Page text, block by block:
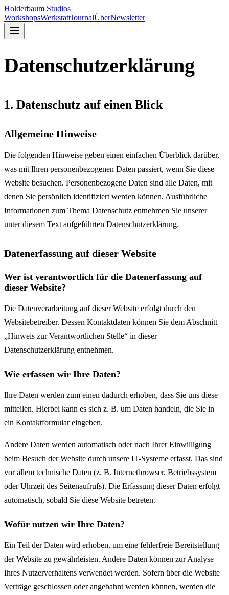
Holderbaum Studios
WorkshopsWerkstattJournalÜberNewsletter
Datenschutz­erklärung
1. Datenschutz auf einen Blick
Allgemeine Hinweise
Die folgenden Hinweise geben einen einfachen Überblick darüber,
was mit Ihren personenbezogenen Daten passiert, wenn Sie diese
Website besuchen. Personenbezogene Daten sind alle Daten, mit
denen Sie persönlich identifiziert werden können. Ausführliche
Informationen zum Thema Datenschutz entnehmen Sie unserer
unter diesem Text aufgeführten Datenschutzerklärung.
Datenerfassung auf dieser Website
Wer ist verantwortlich für die Datenerfassung auf
dieser Website?
Die Datenverarbeitung auf dieser Website erfolgt durch den
Websitebetreiber. Dessen Kontaktdaten können Sie dem Abschnitt
„Hinweis zur Verantwortlichen Stelle“ in dieser
Datenschutzerklärung entnehmen.
Wie erfassen wir Ihre Daten?
Ihre Daten werden zum einen dadurch erhoben, dass Sie uns diese
mitteilen. Hierbei kann es sich z. B. um Daten handeln, die Sie in
ein Kontaktformular eingeben.
Andere Daten werden automatisch oder nach Ihrer Einwilligung
beim Besuch der Website durch unsere IT-Systeme erfasst. Das sind
vor allem technische Daten (z. B. Internetbrowser, Betriebssystem
oder Uhrzeit des Seitenaufrufs). Die Erfassung dieser Daten erfolgt
automatisch, sobald Sie diese Website betreten.
Wofür nutzen wir Ihre Daten?
Ein Teil der Daten wird erhoben, um eine fehlerfreie Bereitstellung
der Website zu gewährleisten. Andere Daten können zur Analyse
Ihres Nutzerverhaltens verwendet werden. Sofern über die Website
Verträge geschlossen oder angebahnt werden können, werden die